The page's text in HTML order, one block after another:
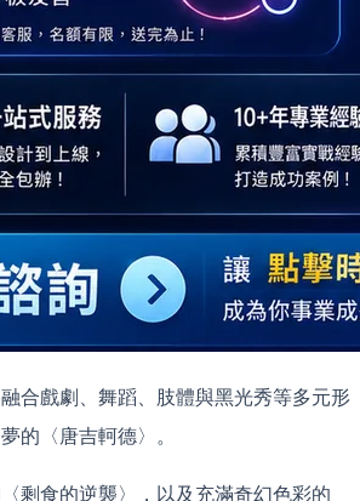
融合戲劇、舞蹈、肢體與黑光秀等多元形
的〈唐吉軻德〉。
剩食的逆襲〉，以及充滿奇幻色彩的